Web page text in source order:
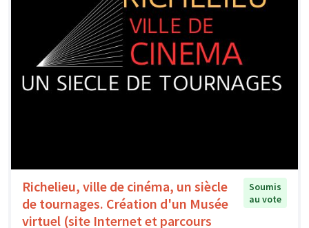
Richelieu, ville de cinéma, un siècle
de tournages. Création d'un Musée
virtuel (site Internet et parcours
Soumis
au vote